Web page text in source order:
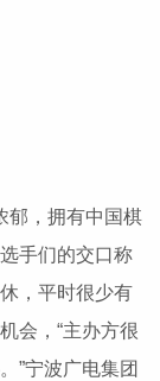
郁，拥有中国棋
手们的交口称
，平时很少有
会，“主办方很
”宁波广电集团